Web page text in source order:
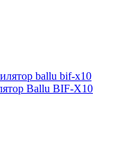
Ballu BIF-X10